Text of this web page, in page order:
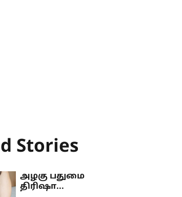
Stories
அழகு பதுமை
திரிஷா...